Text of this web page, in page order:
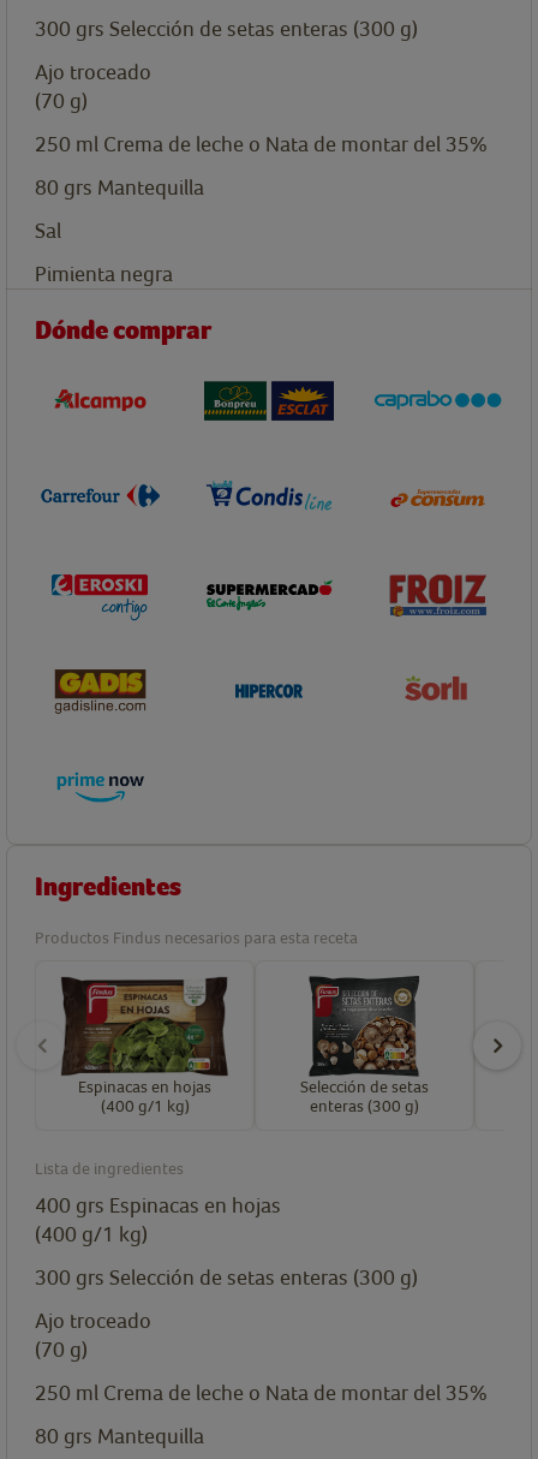
300 grs Selección de setas enteras (300 g)
Ajo troceado
(70 g)
250 ml Crema de leche o Nata de montar del 35%
80 grs Mantequilla
Sal
Pimienta negra
Dónde comprar
Ingredientes
Productos Findus necesarios para esta receta
Espinacas en hojas
(400 g/1 kg)
Selección de setas
enteras (300 g)
Lista de ingredientes
400 grs Espinacas en hojas
(400 g/1 kg)
300 grs Selección de setas enteras (300 g)
Ajo troceado
(70 g)
250 ml Crema de leche o Nata de montar del 35%
80 grs Mantequilla